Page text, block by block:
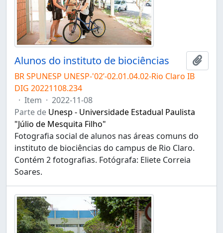
Alunos do instituto de biociências
BR SPUNESP UNESP-'02’-02.01.04.02-Rio Claro IB
DIG 20221108.234
· Item · 2022-11-08
Parte de Unesp - Universidade Estadual Paulista
"Júlio de Mesquita Filho"
Fotografia social de alunos nas áreas comuns do
instituto de biociências do campus de Rio Claro.
Contém 2 fotografias. Fotógrafa: Eliete Correia
Soares.